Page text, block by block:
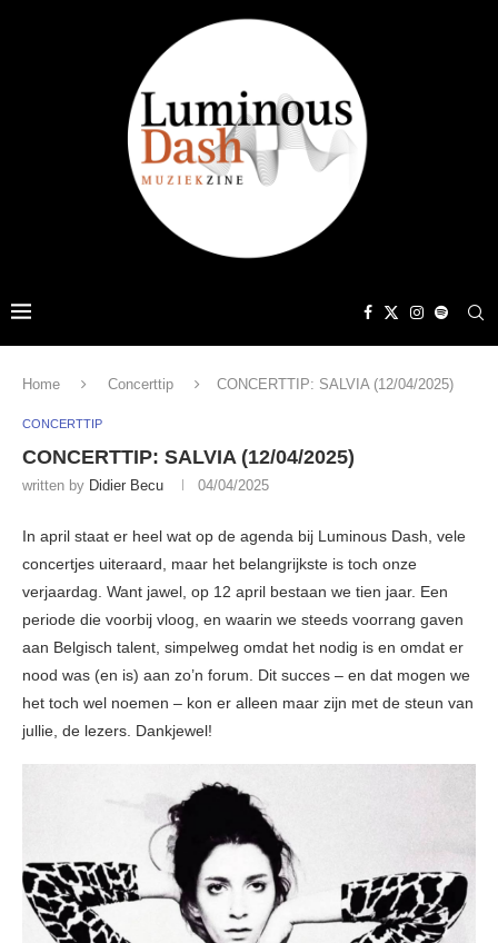
Home Concerttip CONCERTTIP: SALVIA (12/04/2025)
CONCERTTIP
CONCERTTIP: SALVIA (12/04/2025)
written by Didier Becu 04/04/2025
In april staat er heel wat op de agenda bij Luminous Dash, vele
concertjes uiteraard, maar het belangrijkste is toch onze
verjaardag. Want jawel, op 12 april bestaan we tien jaar. Een
periode die voorbij vloog, en waarin we steeds voorrang gaven
aan Belgisch talent, simpelweg omdat het nodig is en omdat er
nood was (en is) aan zo’n forum. Dit succes – en dat mogen we
het toch wel noemen – kon er alleen maar zijn met de steun van
jullie, de lezers. Dankjewel!